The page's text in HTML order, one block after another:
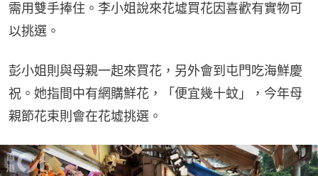
需用雙手捧住。李小姐說來花墟買花因喜歡有實物可
以挑選。
彭小姐則與母親一起來買花，另外會到屯門吃海鮮慶
祝。她指間中有網購鮮花，「便宜幾十蚊」，今年母
親節花束則會在花墟挑選。